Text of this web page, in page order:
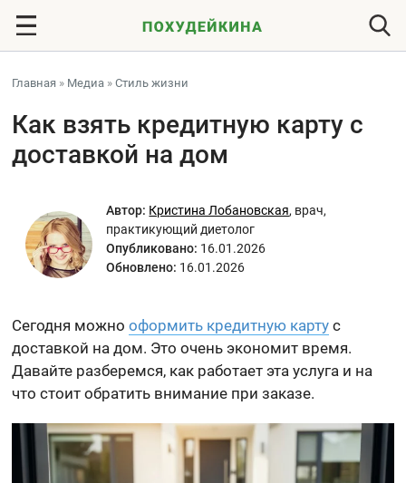
Главная » Медиа »Стиль жизни
Как взять кредитную карту с
доставкой на дом
Автор: Кристина Лобановская, врач,
практикующий диетолог
Опубликовано: 16.01.2026
Обновлено: 16.01.2026
Сегодня можнооформить кредитную карту с
доставкой на дом. Это очень экономит время.
Давайте разберемся, как работает эта услуга и на
что стоит обратить внимание при заказе.